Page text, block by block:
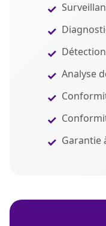
Analyse
Garantie